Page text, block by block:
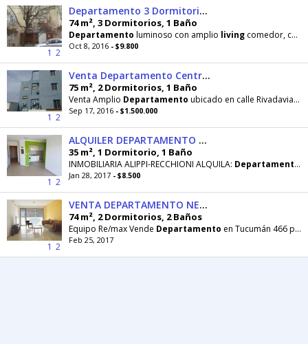
1 2
Departamento 3 Dormitorios en Neuquen
74 m², 3 Dormitorios, 1 Baño
Departamento luminoso con amplio living comedor, cocina, baño con ante baño, lavadero, 3
Oct 8, 2016 - $9.800
1 2
Venta Departamento Centro Neuquen
75 m², 2 Dormitorios, 1 Baño
Venta Amplio Departamento ubicado en calle Rivadavia al 700,Posee 2 dormitorios (con placard), baño
Sep 17, 2016 - $1.500.000
1 2
ALQUILER DEPARTAMENTO UN DORMITORIO NEUQUEN
35 m², 1 Dormitorio, 1 Baño
INMOBILIARIA ALIPPI-RECCHIONI ALQUILA: Departamento
Jan 28, 2017 - $8.500
1 2
VENTA DEPARTAMENTO NEUQUEN CAPITAL
74 m², 2 Dormitorios, 2 Baños
Equipo Re/max Vende Departamento en Tucumán 466 piso 10 depto. de74m2, más balcón 7,49m2
Feb 25, 2017